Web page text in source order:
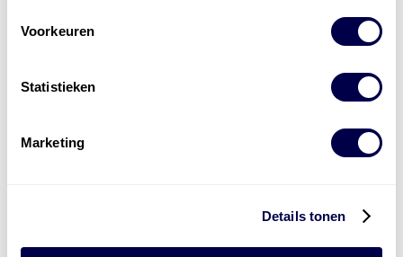
Voorkeuren
Statistieken
Marketing
Details tonen
Officieel distributeur met Mobil Smeermiddelen